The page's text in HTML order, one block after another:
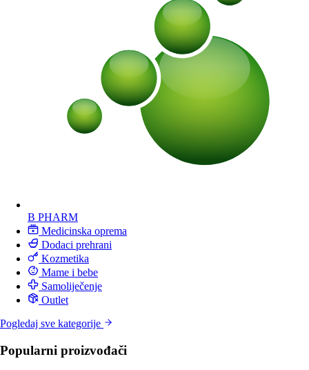
B PHARM
Medicinska oprema
Dodaci prehrani
Kozmetika
Mame i bebe
Samoliječenje
Outlet
Pogledaj sve kategorije
Popularni proizvođači